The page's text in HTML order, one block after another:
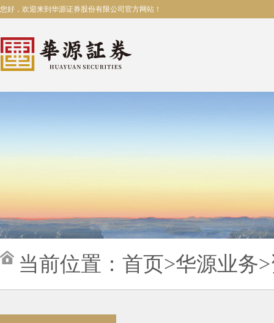
您好，欢迎来到华源证券股份有限公司官方网站！
当前位置： 首页>华源业务>